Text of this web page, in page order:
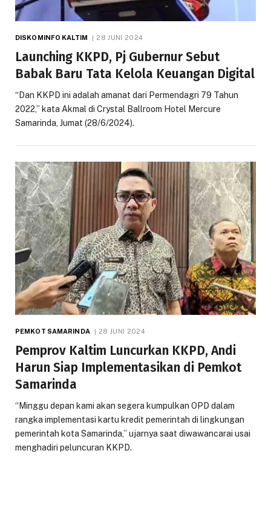
DISKOMINFO KALTIM 28 JUNI 2024
Launching KKPD, Pj Gubernur Sebut
Babak Baru Tata Kelola Keuangan Digital
“Dan KKPD ini adalah amanat dari Permendagri 79 Tahun
2022,” kata Akmal di Crystal Ballroom Hotel Mercure
Samarinda, Jumat (28/6/2024).
PEMKOT SAMARINDA 28 JUNI 2024
Pemprov Kaltim Luncurkan KKPD, Andi
Harun Siap Implementasikan di Pemkot
Samarinda
“Minggu depan kami akan segera kumpulkan OPD dalam
rangka implementasi kartu kredit pemerintah di lingkungan
pemerintah kota Samarinda,” ujarnya saat diwawancarai usai
menghadiri peluncuran KKPD.